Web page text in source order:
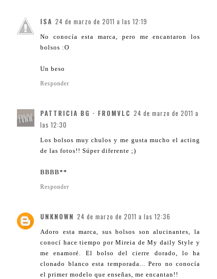
ISA 24 de marzo de 2011 a las 12:19
No conocía esta marca, pero me encantaron los
bolsos :O
Un beso
Responder
PATTRICIA BG · FROMVLC 24 de marzo de 2011 a
las 12:30
Los bolsos muy chulos y me gusta mucho el acting
de las fotos!! Súper diferente ;)
BBBB**
Responder
UNKNOWN 24 de marzo de 2011 a las 12:36
Adoro esta marca, sus bolsos son alucinantes, la
conocí hace tiempo por Mireia de My daily Style y
me enamoré. El bolso del cierre dorado, lo ha
clonado blanco esta temporada... Pero no conocía
el primer modelo que enseñas, me encantan!!